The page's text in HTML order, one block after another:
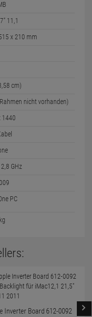
11,1
x 210 mm
cm)
nicht vorhanden)
1440
GHz
PC
Inverter Board 612-0092